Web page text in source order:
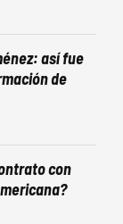
así fue
de
con